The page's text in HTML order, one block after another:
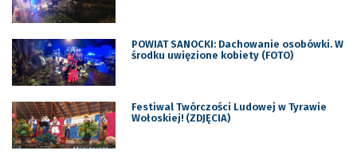
POWIAT SANOCKI: Dachowanie osobówki. W
środku uwięzione kobiety (FOTO)
Festiwal Twórczości Ludowej w Tyrawie
Wołoskiej! (ZDJĘCIA)